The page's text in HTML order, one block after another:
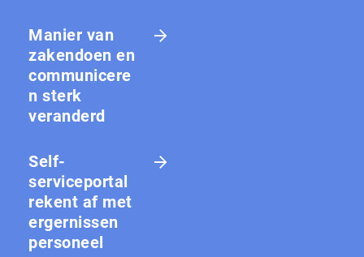
Manier van
zakendoen en
communicere
n sterk
veranderd
Self-
serviceportal
rekent af met
ergernissen
personeel